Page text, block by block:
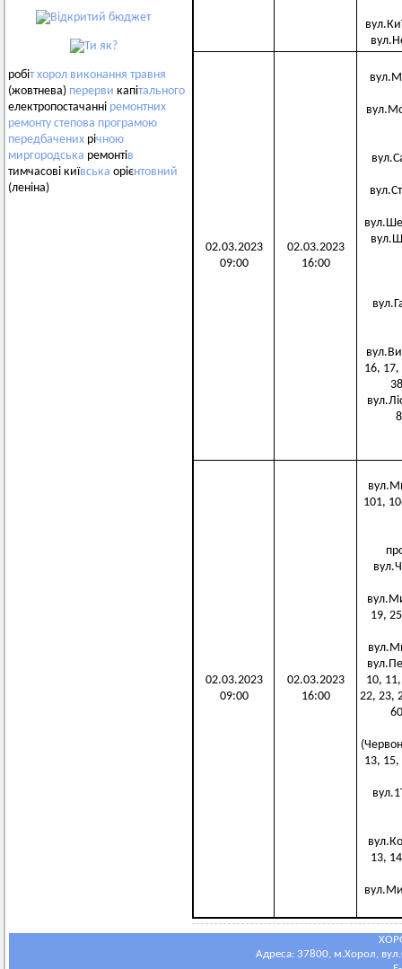
робіт хорол виконання травня
(жовтнева) перерви капітального
електропостачанні ремонтних
ремонту степова програмою
передбачених річною
миргородська ремонтів
тимчасові київська орієнтовний
(леніна)
02.03.2023
09:00
02.03.2023
16:00
16,
02.03.2023
09:00
02.03.2023
16:00
101,
19,
10,
22, 23,
13,
13,
Адреса: 37800, м.Хорол,